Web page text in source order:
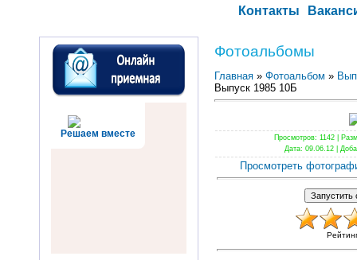
Контакты
Решаем вместе
Фотоальбомы
Главная » Фотоальбом »
Выпуск 1985 10Б
Просмотров: 1142 |
Дата: 09.06.12 |
Просмотреть